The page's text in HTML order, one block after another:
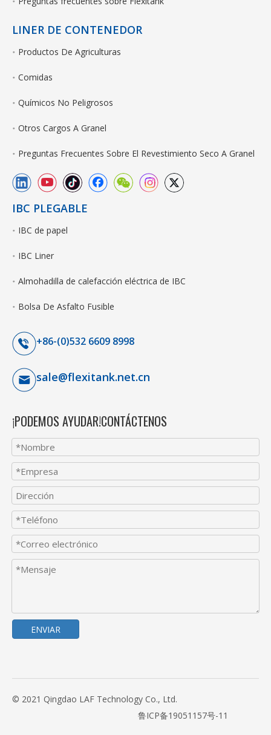
LINER DE CONTENEDOR
Productos De Agriculturas
Comidas
Químicos No Peligrosos
Otros Cargos A Granel
Preguntas Frecuentes Sobre El Revestimiento Seco A Granel
IBC PLEGABLE
IBC de papel
IBC Liner
Almohadilla de calefacción eléctrica de IBC
Bolsa De Asfalto Fusible
+86-(0)532 6609 8998
sale@flexitank.net.cn
¡PODEMOS AYUDAR!CONTÁCTENOS
ENVIAR
© 2021 Qingdao LAF Technology Co., Ltd.
鲁ICP备19051157号-11